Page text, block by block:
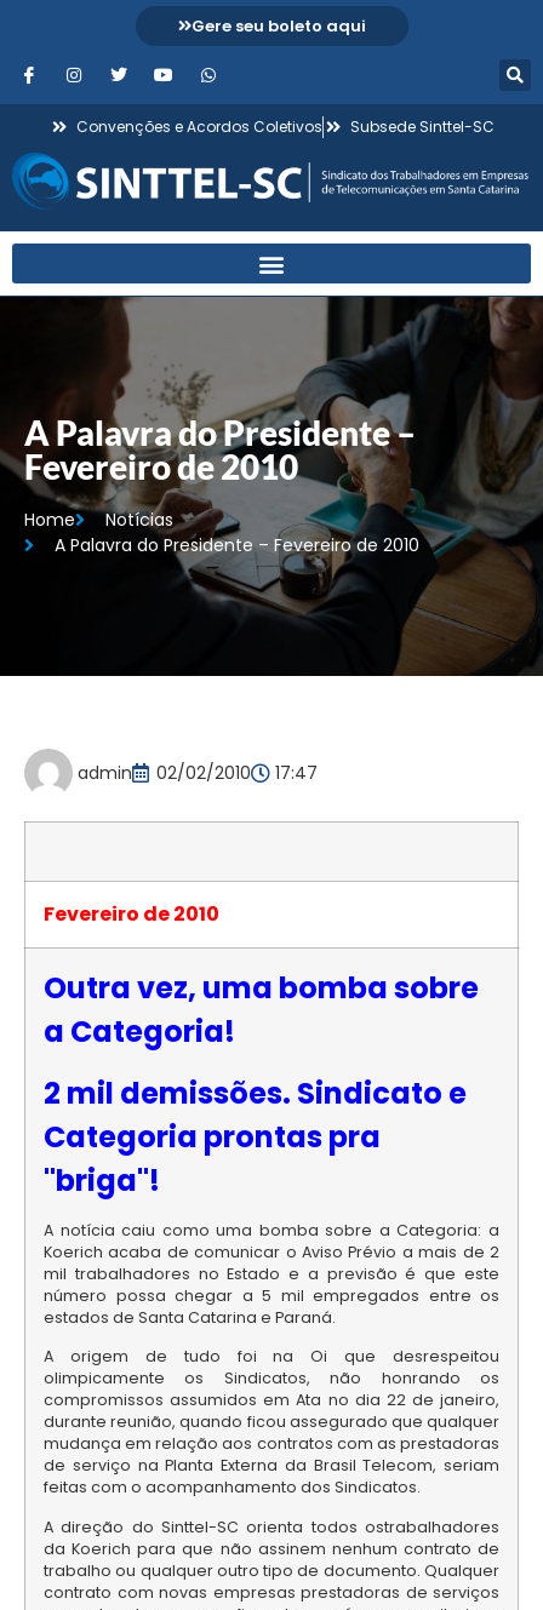
Gere seu boleto aqui
Convenções e Acordos Coletivos Subsede Sinttel-SC
A Palavra do Presidente –
Fevereiro de 2010
Home
Notícias
A Palavra do Presidente – Fevereiro de 2010
admin 02/02/2010 17:47
Fevereiro de 2010
Outra vez, uma bomba sobre
a Categoria!
2 mil demissões. Sindicato e
Categoria prontas pra
"briga"!
A notícia caiu como uma bomba sobre a Categoria: a
Koerich acaba de comunicar o Aviso Prévio a mais de 2
mil trabalhadores no Estado e a previsão é que este
número possa chegar a 5 mil empregados entre os
estados de Santa Catarina e Paraná.
A origem de tudo foi na Oi que desrespeitou
olimpicamente os Sindicatos, não honrando os
compromissos assumidos em Ata no dia 22 de janeiro,
durante reunião, quando ficou assegurado que qualquer
mudança em relação aos contratos com as prestadoras
de serviço na Planta Externa da Brasil Telecom, seriam
feitas com o acompanhamento dos Sindicatos.
A direção do Sinttel-SC orienta todos ostrabalhadores
da Koerich para que não assinem nenhum contrato de
trabalho ou qualquer outro tipo de documento. Qualquer
contrato com novas empresas prestadoras de serviços